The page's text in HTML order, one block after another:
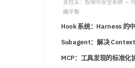
支柱五：权限与安全系统 —
确平衡
Hook 系统：Harness 的
Subagent：解决
MCP：工具发现的标准化
友链
/friends
关 关于
/about